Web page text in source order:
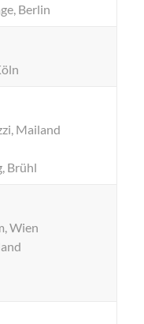
Berlin
Mailand
Brühl
Wien